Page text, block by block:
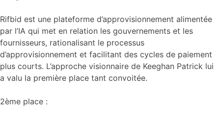
Rifbid est une plateforme d’approvisionnement alimentée
par l’IA qui met en relation les gouvernements et les
fournisseurs, rationalisant le processus
d’approvisionnement et facilitant des cycles de paiement
plus courts. L’approche visionnaire de Keeghan Patrick lui
a valu la première place tant convoitée.
2ème place :